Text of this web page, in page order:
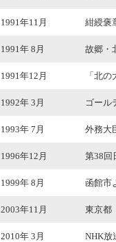
1991年11月 紺綬褒
1991年 8月 故郷・
1991年12月 「北
1992年 3月 ゴール
1993年 7月 外務大
1996年12月 第38回
1999年 8月 函館市
2003年11月 東京都
2010年 3月 NHK放